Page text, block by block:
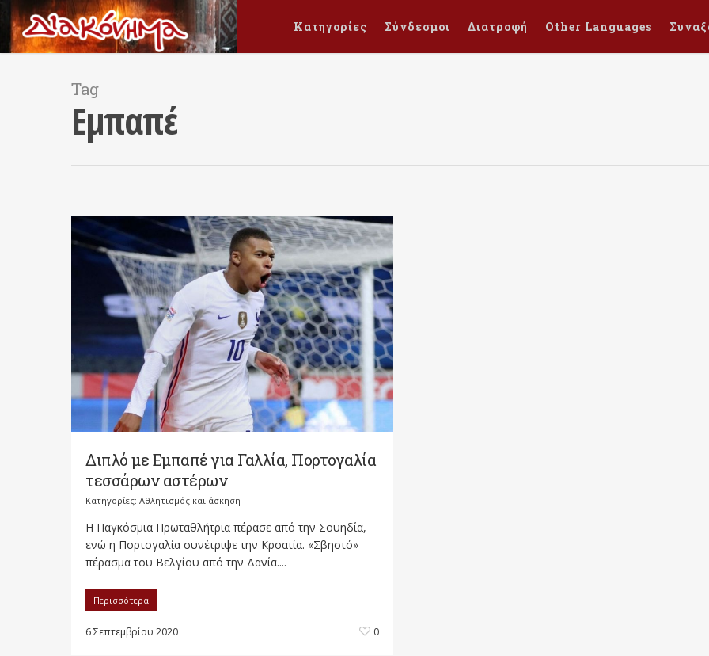
Κατηγορίες Σύνδεσμοι Διατροφή Other Languages
Tag
Εμπαπέ
Διπλό με Εμπαπέ για Γαλλία, Πορτογαλία
τεσσάρων αστέρων
Κατηγορίες: Αθλητισμός και άσκηση
Η Παγκόσμια Πρωταθλήτρια πέρασε από την Σουηδία,
ενώ η Πορτογαλία συνέτριψε την Κροατία. «Σβηστό»
πέρασμα του Βελγίου από την Δανία....
Περισσότερα
6 Σεπτεμβρίου 2020 0